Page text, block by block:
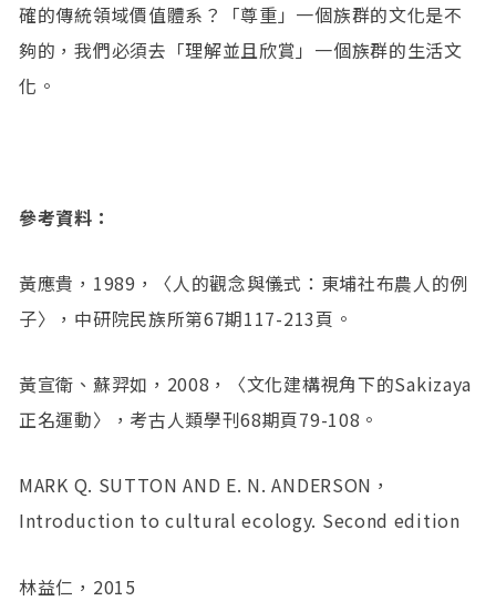
確的傳統領域價值體系？「尊重」一個族群的文化是不
夠的，我們必須去「理解並且欣賞」一個族群的生活文
化。
參考資料：
黃應貴，1989，〈人的觀念與儀式：東埔社布農人的例
子〉，中研院民族所第67期117-213頁。
黃宣衛、蘇羿如，2008，〈文化建構視角下的Sakizaya
正名運動〉，考古人類學刊68期頁79-108。
MARK Q. SUTTON AND E. N. ANDERSON，
Introduction to cultural ecology. Second edition
林益仁，2015